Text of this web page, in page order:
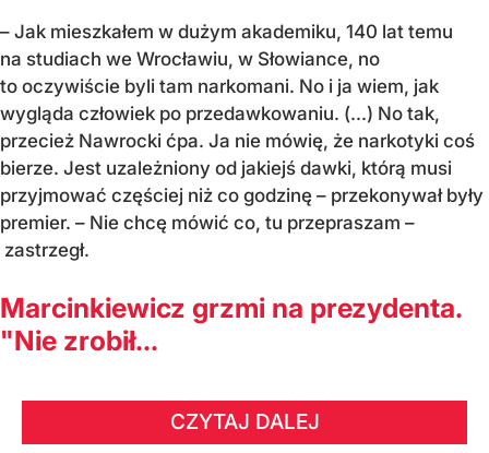
– Jak mieszkałem w dużym akademiku, 140 lat temu
na studiach we Wrocławiu, w Słowiance, no
to oczywiście byli tam narkomani. No i ja wiem, jak
wygląda człowiek po przedawkowaniu. (...) No tak,
przecież Nawrocki ćpa. Ja nie mówię, że narkotyki coś
bierze. Jest uzależniony od jakiejś dawki, którą musi
przyjmować częściej niż co godzinę – przekonywał były
premier. – Nie chcę mówić co, tu przepraszam –
zastrzegł.
Marcinkiewicz grzmi na prezydenta.
"Nie zrobił...
CZYTAJ DALEJ